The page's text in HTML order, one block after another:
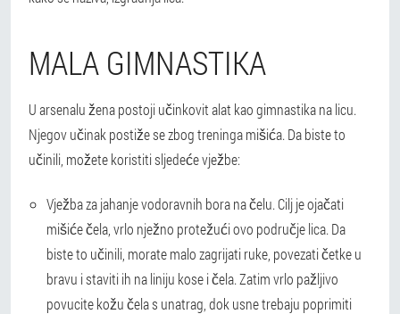
MALA GIMNASTIKA
U arsenalu žena postoji učinkovit alat kao gimnastika na licu.
Njegov učinak postiže se zbog treninga mišića. Da biste to
učinili, možete koristiti sljedeće vježbe:
Vježba za jahanje vodoravnih bora na čelu. Cilj je ojačati
mišiće čela, vrlo nježno protežući ovo područje lica. Da
biste to učinili, morate malo zagrijati ruke, povezati četke u
bravu i staviti ih na liniju kose i čela. Zatim vrlo pažljivo
povucite kožu čela s unatrag, dok usne trebaju poprimiti